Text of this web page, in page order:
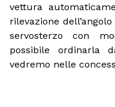
vettura
rilevazione
servosterzo con
possibile ordinarla
vedremo nelle